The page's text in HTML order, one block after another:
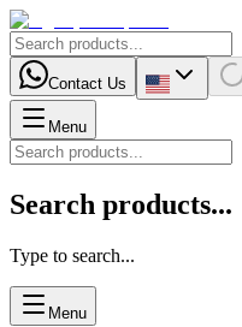
Contact Us
Menu
Search products...
Type to search...
Menu